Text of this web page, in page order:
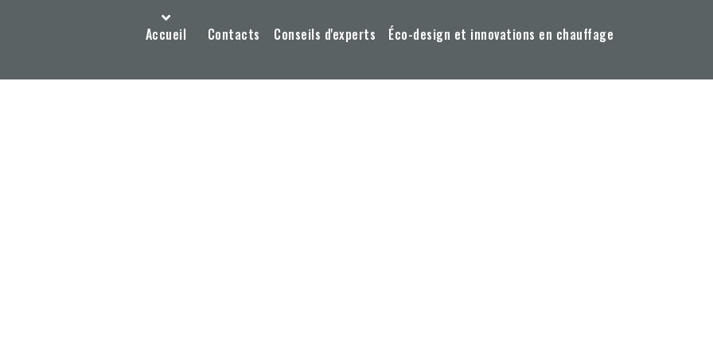
Accueil Contacts Conseils d'experts Éco-design et innovations en chauffage